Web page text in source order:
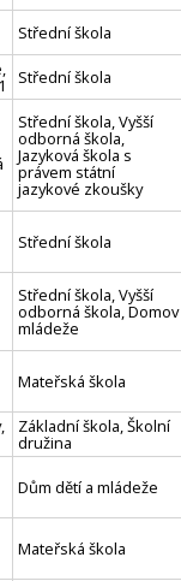
Střední škola
Střední škola
Střední škola, Vyšší
odborná škola,
Jazyková škola s
právem státní
jazykové zkoušky
Střední škola
Střední škola, Vyšší
odborná škola, Domov
mládeže
Mateřská škola
Základní škola, Školní
družina
Dům dětí a mládeže
Mateřská škola